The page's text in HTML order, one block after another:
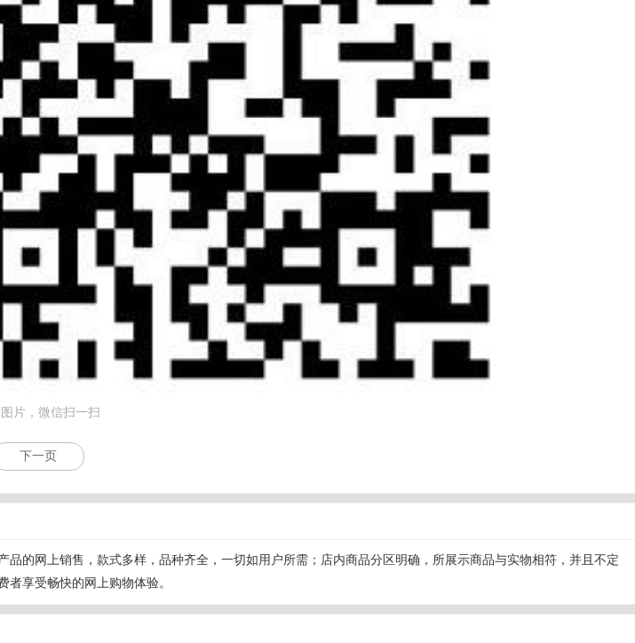
片，微信扫一扫
下一页
的网上销售，款式多样，品种齐全，一切如用户所需；店内商品分区明确，所展示商品与实物相符，并且不定
享受畅快的网上购物体验。